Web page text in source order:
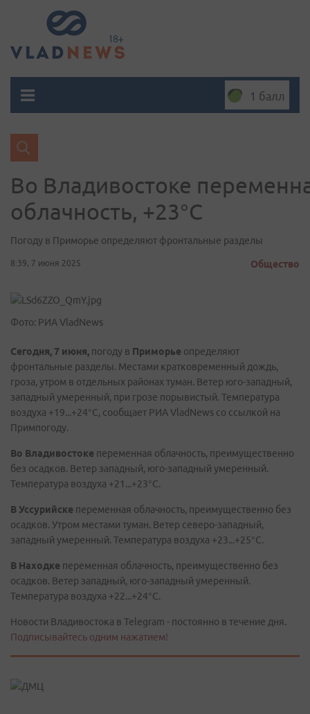
1 балл
Во Владивостоке
облачность, +23°C
Погоду в Приморье определяют фронтальные разделы
8:39, 7 июня 2025 Общество
Фото: РИА VladNews
Сегодня, 7 июня, погоду в Приморье определяют
фронтальные разделы. Местами кратковременный дождь,
гроза, утром в отдельных районах туман. Ветер юго-западный,
западный умеренный, при грозе порывистый. Температура
воздуха +19...+24°C, сообщает РИА VladNews со ссылкой на
Примпогоду.
Во Владивостоке переменная облачность, преимущественно
без осадков. Ветер западный, юго-западный умеренный.
Температура воздуха +21...+23°C.
В Уссурийске переменная облачность, преимущественно без
осадков. Утром местами туман. Ветер северо-западный,
западный умеренный. Температура воздуха +23...+25°C.
В Находке переменная облачность, преимущественно без
осадков. Ветер западный, юго-западный умеренный.
Температура воздуха +22...+24°C.
Новости Владивостока в Telegram - постоянно в течение дня.
Подписывайтесь одним нажатием!